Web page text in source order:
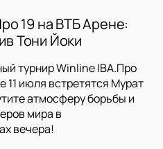
19 на ВТБ Арене:
Тони Йоки
турнир Winline IBA.Про
11 июля встретятся Мурат
атмосферу борьбы и
мира в
вечера!